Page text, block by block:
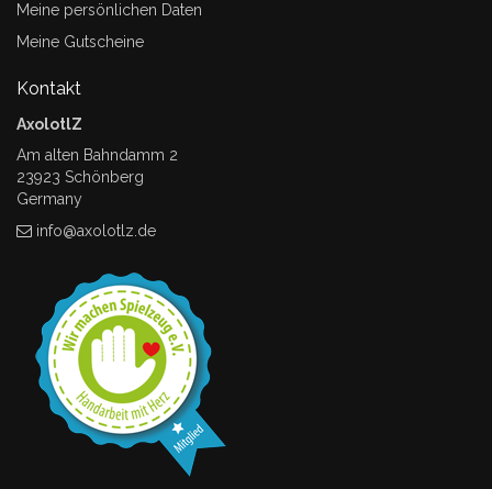
Meine persönlichen Daten
Meine Gutscheine
Kontakt
AxolotlZ
Am alten Bahndamm 2
23923 Schönberg
Germany
info@axolotlz.de